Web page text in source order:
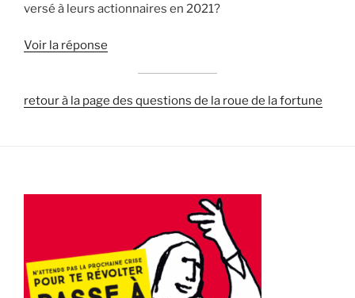
versé à leurs actionnaires en 2021?
Voir la réponse
retour à la page des questions de la roue de la fortune